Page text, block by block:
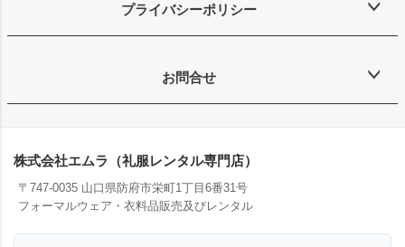
プライバシーポリシー
お問合せ
株式会社エムラ（礼服レンタル専門店）
〒747-0035 山口県防府市栄町1丁目6番31号
フォーマルウェア・衣料品販売及びレンタル